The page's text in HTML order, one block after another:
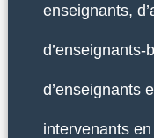
enseignants,
d’enseignants-
d’enseignants
intervenants